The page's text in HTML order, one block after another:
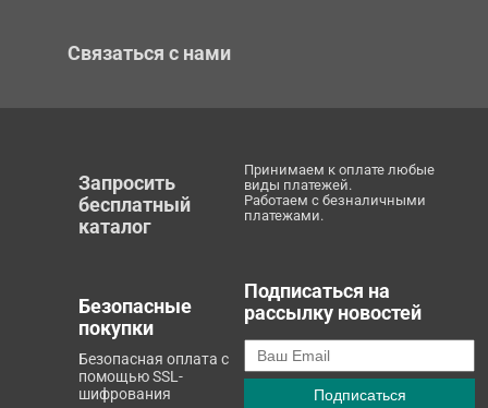
Связаться с нами
Запросить
бесплатный
каталог
Принимаем к оплате любые
виды платежей.
Работаем с безналичными
платежами.
Безопасные
покупки
Безопасная оплата с
помощью SSL-
шифрования
Подписаться на
рассылку новостей